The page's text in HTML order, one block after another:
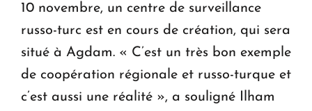
10 novembre, un centre de surveillance
russo-turc est en cours de création, qui sera
situé à Agdam. « C’est un très bon exemple
de coopération régionale et russo-turque et
c’est aussi une réalité », a souligné Ilham